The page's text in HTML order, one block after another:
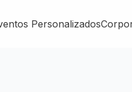
Personalizados